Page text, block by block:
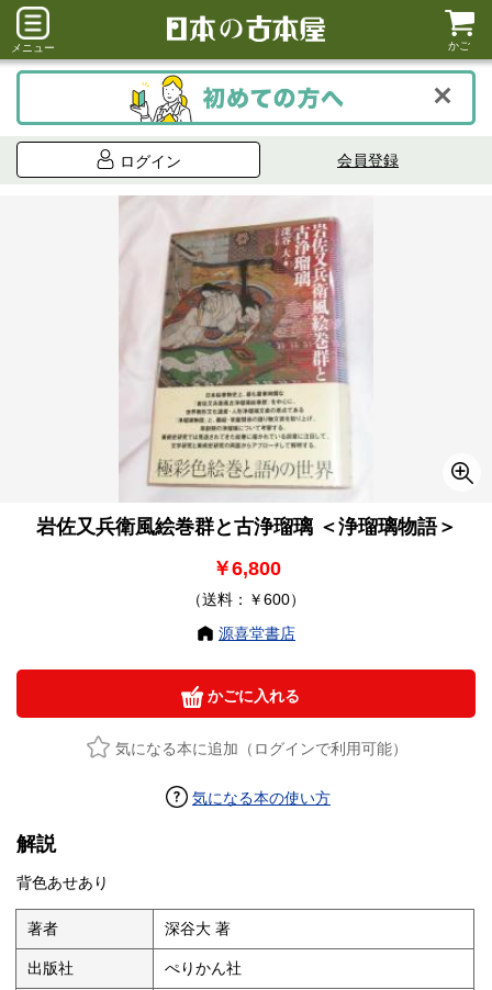
メニュー かご
ログイン 会員登録
岩佐又兵衛風絵巻群と古浄瑠璃 ＜浄瑠璃物語＞
￥6,800
（送料：￥600）
源喜堂書店
かごに入れる
気になる本に追加（ログインで利用可能）
気になる本の使い方
解説
背色あせあり
著者 深谷大 著
出版社 ぺりかん社